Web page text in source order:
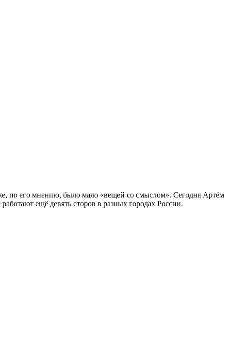
по его мнению, было мало «вещей со смыслом». Сегодня Артём
ещё девять сторов в разных городах России.